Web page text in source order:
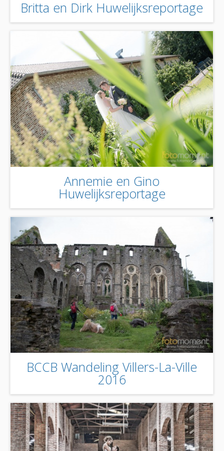
Britta en Dirk Huwelijksreportage
Annemie en Gino
Huwelijksreportage
BCCB Wandeling Villers-La-Ville
2016